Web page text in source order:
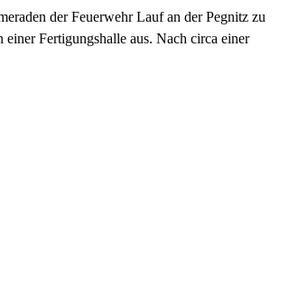
der Feuerwehr Lauf an der Pegnitz zu
Fertigungshalle aus. Nach circa einer